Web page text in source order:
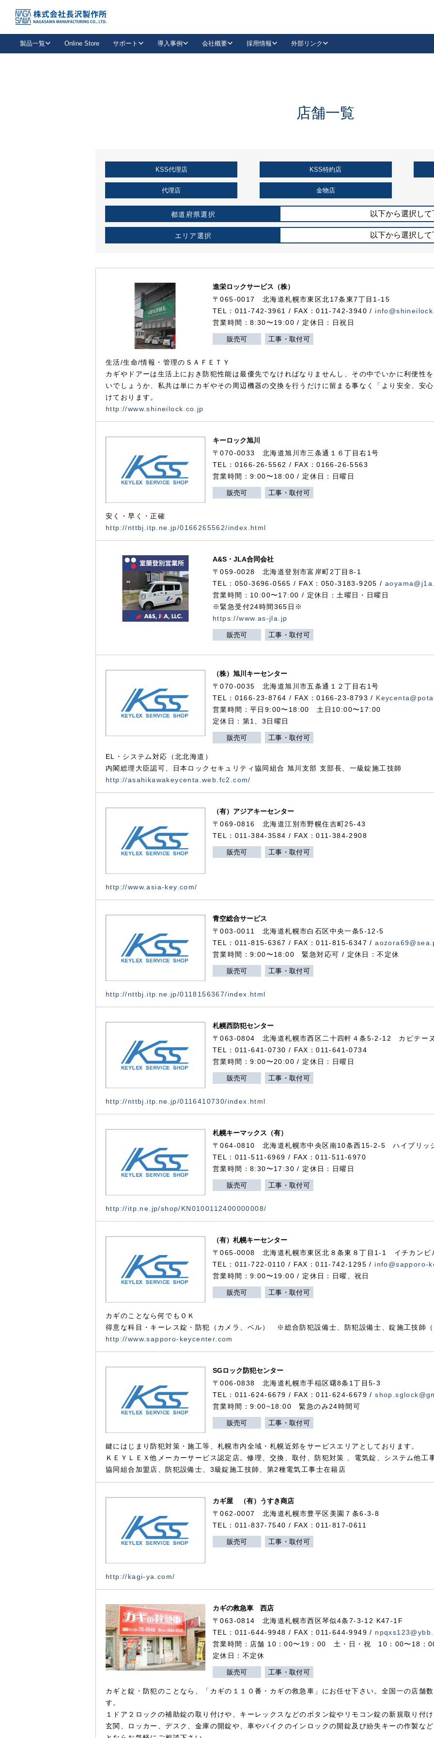
製品一覧
抗ウイルス・抗菌製品
キーレックスを品番からお探しいただけます。
Online Store サポート
取扱店情報
お役立ち情報
導入事例
企業様採用事例
会社概要 採用情報 外部リンク
LinkedIn
KSS加盟店・取扱店情報
店舗一覧
店舗一覧
KSS代理店 KSS特約店
代理店 金物店
都道府県選択 以下から選択し
エリア選択 以下から選択し
進栄ロックサービス（株）
〒065-0017 北海道札幌市東区北17条東7丁目1-15
TEL：011-742-3961 / FAX：011-742-3940 /
営業時間：8:30〜19:00 / 定休日：日祝日
販売可 工事・取付可
生活/生命/情報・管理のＳＡＦＥＴＹ
カギやドアーは生活上におき防犯性能は最優先でなければなりませんし、その中でいかに利便性
いでしょうか、私共は単にカギやその周辺機器の交換を行うだけに留まる事なく「より安全、安
けております。
http://www.shineilock.co.jp
キーロック旭川
〒070-0033 北海道旭川市三条通１６丁目右1号
TEL：0166-26-5562 / FAX：0166-26-5563
営業時間：9:00〜18:00 / 定休日：日曜日
販売可 工事・取付可
安く・早く・正確
http://nttbj.itp.ne.jp/0166265562/index.html
A&S・JLA合同会社
〒059-0028北海道登別市富岸町2丁目 8-1
TEL：050-3696-0565 / FAX：050-3183-9205 /
営業時間：10:00〜17:00 / 定休日：土曜日・日曜日
※緊急受付24時間365日※
https://www.as-jla.jp
販売可 工事・取付可
（株）旭川キーセンター
〒070-0035 北海道旭川市五条通１２丁目右1号
TEL：0166-23-8764 / FAX：0166-23-8793 /
営業時間：平日9:00〜18:00 土日10:00〜17:00
定休日：第1、3日曜日
販売可 工事・取付可
EL・システム対応（北北海道）
内閣総理大臣認可、日本ロックセキュリティ協同組合 旭川支部 支部長、一級錠施工技師
http://asahikawakeycenta.web.fc2.com/
（有）アジアキーセンター
〒069-0816 北海道江別市野幌住吉町25-43
TEL：011-384-3584 / FAX：011-384-2908
販売可 工事・取付可
http://www.asia-key.com/
青空総合サービス
〒003-0011 北海道札幌市白石区中央一条5-12-5
TEL：011-815-6367 / FAX：011-815-6347 /
営業時間：9:00〜18:00 緊急対応可 / 定休日：不定休
販売可 工事・取付可
http://nttbj.itp.ne.jp/0118156367/index.html
札幌西防犯センター
〒063-0804 北海道札幌市西区二十四軒４条5-2-12 カピテー
TEL：011-641-0730 / FAX：011-641-0734
営業時間：9:00〜20:00 / 定休日：日曜日
販売可 工事・取付可
http://nttbj.itp.ne.jp/0116410730/index.html
札幌キーマックス（有）
〒064-0810 北海道札幌市中央区南10条西15-2-5 ハイブリッ
TEL：011-511-6969 / FAX：011-511-6970
営業時間：8:30〜17:30 / 定休日：日曜日
販売可 工事・取付可
http://itp.ne.jp/shop/KN0100112400000008/
（有）札幌キーセンター
〒065-0008 北海道札幌市東区北８条東８丁目1-1 イチカンビ
TEL：011-722-0110 / FAX：011-742-1295 / info@sapporo-
営業時間：9:00〜19:00 / 定休日：日曜、祝日
販売可 工事・取付可
カギのことなら何でもＯＫ
得意な科目・キーレス錠・防犯（カメラ、ベル） ※総合防犯設備士、防犯設備士、錠施工技師
http://www.sapporo-keycenter.com
SGロック防犯センター
〒006-0838 北海道札幌市手稲区曙8条1丁目5-3
TEL：011-624-6679 / FAX：011-624-6679 /
営業時間：9:00~18:00 緊急のみ24時間可
販売可 工事・取付可
鍵にはじまり防犯対策・施工等、札幌市内全域・札幌近郊をサービスエリアとしております。
ＫＥＹＬＥＸ他メーカーサービス認定店。修理、交換、取付、防犯対策 、電気錠、システム他工
協同組合加盟店、防犯設備士、3級錠施工技師、第2種電気工事士在籍店
カギ屋 （有）うすき商店
〒062-0007 北海道札幌市豊平区美園７条6-3-8
TEL：011-837-7540 / FAX：011-817-0611
販売可 工事・取付可
http://kagi-ya.com/
カギの救急車 西店
〒063-0814 北海道札幌市西区琴似4条7-3-12 K47-1F
TEL：011-644-9948 / FAX：011-644-9949 /
営業時間：店舗 10：00〜19：00 土・日・祝 10：00〜18：
定休日：不定休
販売可 工事・取付可
カギと錠・防犯のことなら、「カギの１１０番・カギの救急車」にお任せ下さい。全国一の店舗
す。
１ドア２ロックの補助錠の取り付けや、キーレックスなどのボタン錠やリモコン錠の新規取り付
玄関、ロッカー、デスク、金庫の開錠や、車やバイクのインロックの開錠及び紛失キーの作製な